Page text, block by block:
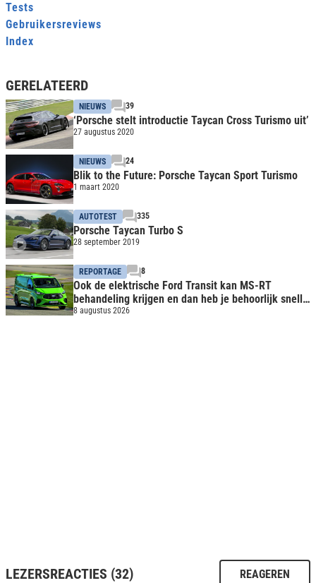
Tests
Gebruikersreviews
Index
GERELATEERD
NIEUWS 39
‘Porsche stelt introductie Taycan Cross Turismo uit’
27 augustus 2020
NIEUWS 24
Blik to the Future: Porsche Taycan Sport Turismo
1 maart 2020
AUTOTEST 335
Porsche Taycan Turbo S
28 september 2019
REPORTAGE 8
Ook de elektrische Ford Transit kan MS-RT
behandeling krijgen en dan heb je behoorlijk snelle
bus
8 augustus 2026
LEZERSREACTIES (32) REAGEREN